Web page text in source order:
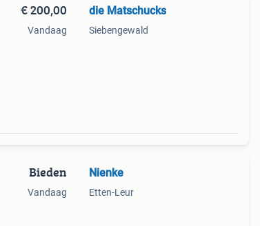
€ 200,00
Vandaag
die Matschucks
Siebengewald
Bieden
Vandaag
Nienke
Etten-Leur